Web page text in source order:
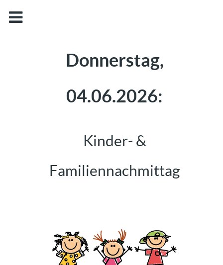
Donnerstag,
04.06.2026:
Kinder- &
Familiennachmittag